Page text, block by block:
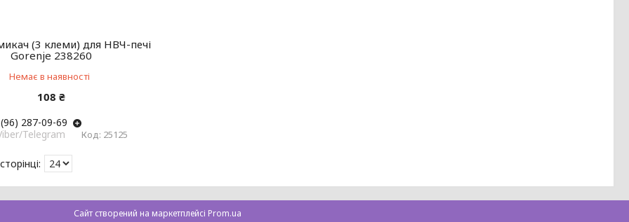
(3 клеми) для НВЧ-печі
Gorenje 238260
Немає в наявності
108 ₴
287-09-69
Telegram
25125
Сайт створений на маркетплейсі Prom.ua